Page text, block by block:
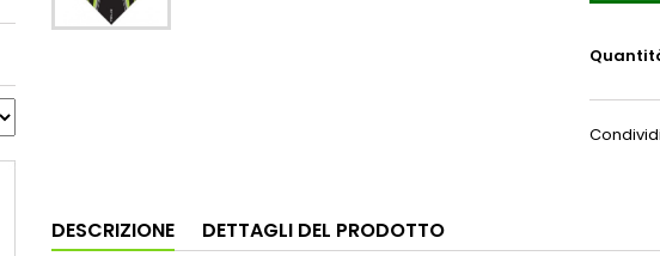
Condividi
DESCRIZIONE DETTAGLI DEL PRODOTTO